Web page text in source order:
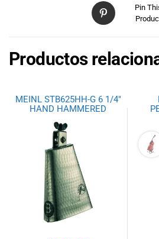
Pin
Productos
MEINL STB625HH-G 6 1/4″
HAND HAMMERED